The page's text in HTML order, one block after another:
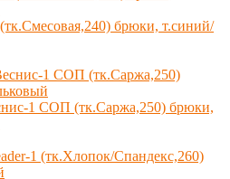
брюки, т.синий/
1 СОП (тк.Саржа,250) брюки,